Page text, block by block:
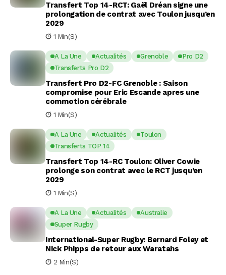
Transfert Top 14-RCT: Gaël Dréan signe une
prolongation de contrat avec Toulon jusqu’en
2029
1 Min(s)
A La Une Actualités Grenoble
Pro D2
Transferts Pro D2
Transfert Pro D2-FC Grenoble : Saison
compromise pour Eric Escande apres une
commotion cérébrale
1 Min(s)
A La Une Actualités
Toulon
Transferts TOP 14
Transfert Top 14-RC Toulon: Oliver Cowie
prolonge son contrat avec le RCT jusqu’en
2029
1 Min(s)
A La Une Actualités
Australie
Super Rugby
International-Super Rugby: Bernard Foley et
Nick Phipps de retour aux Waratahs
2 Min(s)